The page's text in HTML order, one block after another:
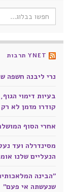
Search for:
YNET תרבות
נרי ליבנה חשפה
בעיות דימוי
קודרו מזמן לא
אחרי הסוף
מסינדרלה ועד
הנעליים שלנו
"הבינה
שנעשתה אי פעם"